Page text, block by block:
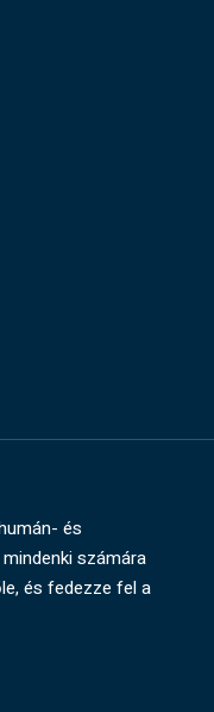
és
számára
és fedezze fel a